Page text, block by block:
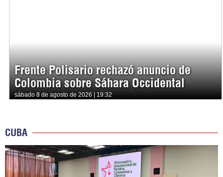
Frente Polisario rechazó anuncio de
Colombia sobre Sáhara Occidental
sábado 8 de agosto de 2026 | 19:32
CUBA